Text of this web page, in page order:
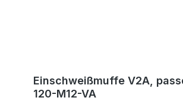
Einschweißmuffe V2A,
120-M12-VA